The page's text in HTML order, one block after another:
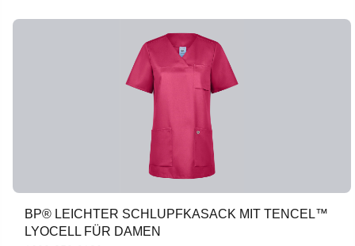
BP® LEICHTER SCHLUPFKASACK MIT TENCEL™
LYOCELL FÜR DAMEN